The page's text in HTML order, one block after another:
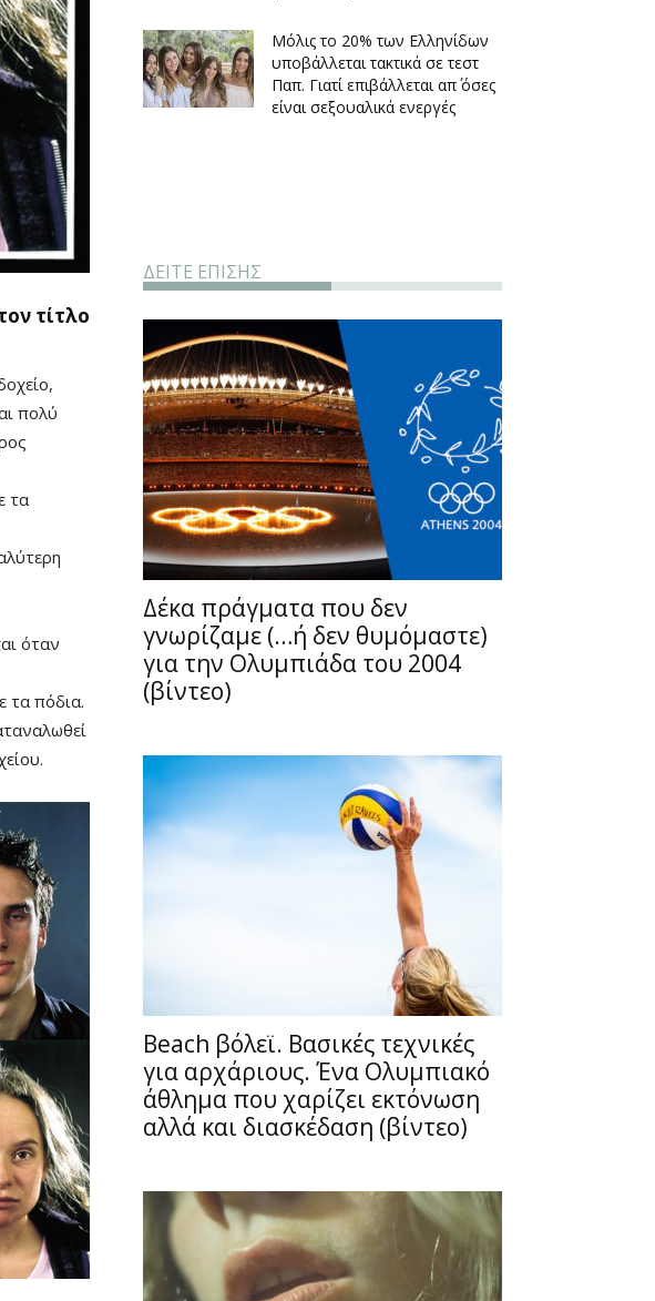
τίτλο
πολύ
τα
Fullscreen
όταν
τα πόδια.
Μόλις το 20% των Ελληνίδων
υποβάλλεται τακτικά σε τεστ
Παπ. Γιατί επιβάλλεται απ΄ όσες
είναι σεξουαλικά ενεργές
ΔΕΙΤΕ ΕΠΙΣΗΣ
Δέκα πράγματα που δεν
γνωρίζαμε (…ή δεν θυμόμαστε)
για την Ολυμπιάδα του 2004
(βίντεο)
Beach βόλεϊ. Βασικές τεχνικές
για αρχάριους. Ένα Ολυμπιακό
άθλημα που χαρίζει εκτόνωση
αλλά και διασκέδαση (βίντεο)